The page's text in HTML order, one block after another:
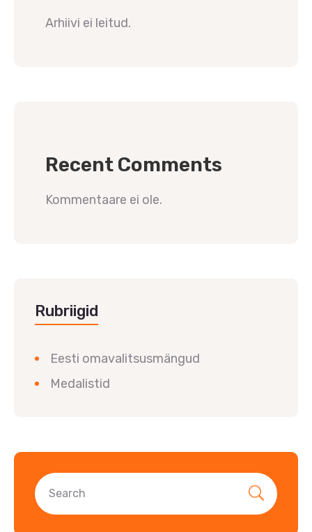
Arhiivi ei leitud.
Recent Comments
Kommentaare ei ole.
Rubriigid
Eesti omavalitsusmängud
Medalistid